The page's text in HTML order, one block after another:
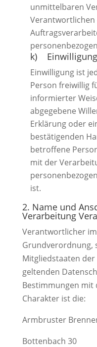
unmittelbaren
Verantwortlichen
k) Einwilligung
Einwilligung ist
Person freiwillig
informierter
abgegebene
Erklärung oder
bestätigenden
betroffene
mit der
ist.
2. Name und
Verarbeitung
Verantwortlicher
Grundverordnung,
Mitgliedstaaten
geltenden
Bestimmungen mit
Charakter ist die:
Armbruster
Bottenbach 30